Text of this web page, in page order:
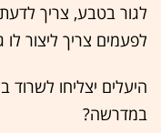
לגור בטבע, צריך
לפעמים צריך ליצור לו
היעלים יצליחו לשרוד
במדרשה?